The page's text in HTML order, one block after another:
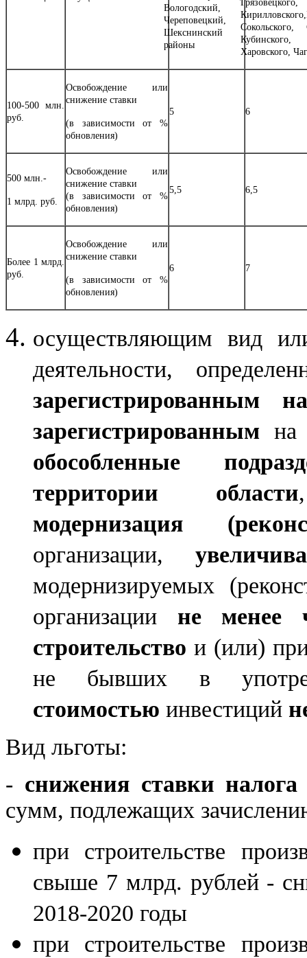
Вологодский,
Череповецкий,
Шекснинский
районы
Сокольского,
Харовского,
100-500 млн.
руб.
Освобождение или
снижение ставки
(в зависимости от %
обновления)
5 6
500 млн.-
1 млрд. руб.
Освобождение или
снижение ставки
(в зависимости от %
обновления)
5,5 6,5
Более 1 млрд.
руб.
Освобождение или
снижение ставки
(в зависимости от %
обновления)
6 7
осуществляющим вид
деятельности,
зарегистрированным
зарегистрированным на
обособленные
территории области
модернизация
организации,
модернизируемых
организации не менее
строительство и (или)
не бывших в
стоимостью инвестиций
Вид льготы:
- снижения ставки
сумм, подлежащих
при строительстве
свыше 7 млрд. рублей -
2018-2020 годы
при строительстве